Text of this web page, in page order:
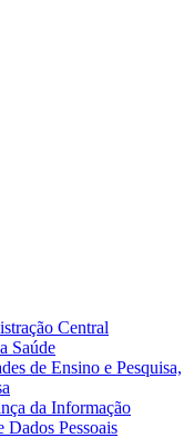
Central
Saúde
de Ensino e Pesquisa,
da Informação
Dados Pessoais